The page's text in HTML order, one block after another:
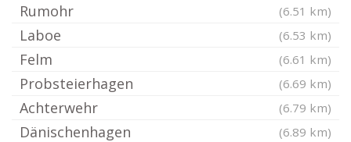
Rumohr (6.51 km)
Laboe (6.53 km)
Felm (6.61 km)
Probsteierhagen (6.69 km)
Achterwehr (6.79 km)
Dänischenhagen (6.89 km)